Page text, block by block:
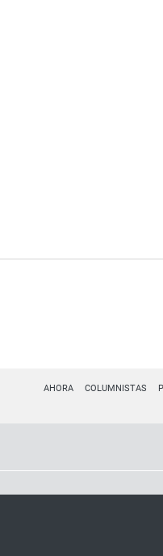
AHORA COLUMNISTAS